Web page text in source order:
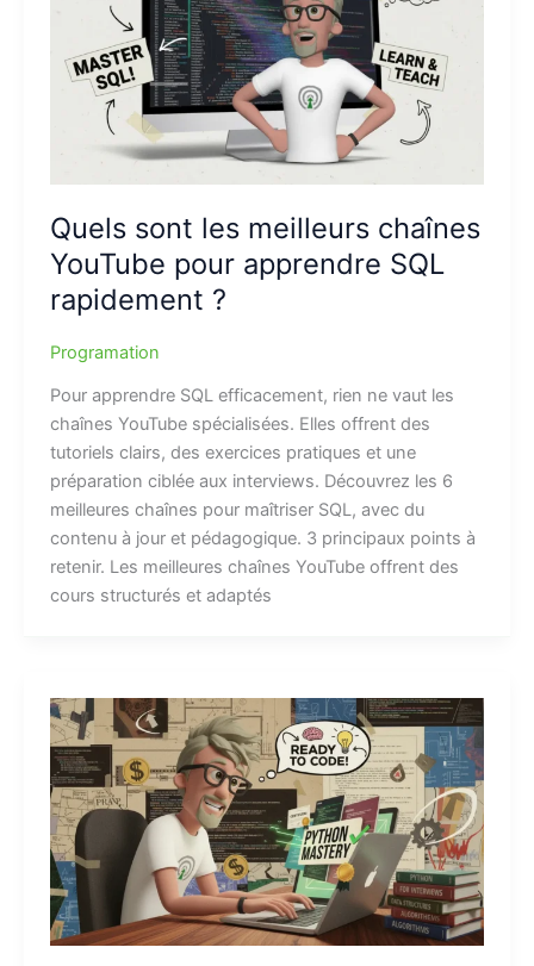
Quels sont les meilleurs chaînes
YouTube pour apprendre SQL
rapidement ?
Programation
Pour apprendre SQL efficacement, rien ne vaut les
chaînes YouTube spécialisées. Elles offrent des
tutoriels clairs, des exercices pratiques et une
préparation ciblée aux interviews. Découvrez les 6
meilleures chaînes pour maîtriser SQL, avec du
contenu à jour et pédagogique. 3 principaux points à
retenir. Les meilleures chaînes YouTube offrent des
cours structurés et adaptés